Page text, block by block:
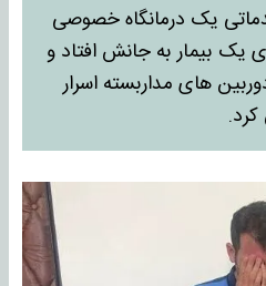
یک درمانگاه خصوصی
یک بیمار به جانش افتاد و
های مداربسته اسرار